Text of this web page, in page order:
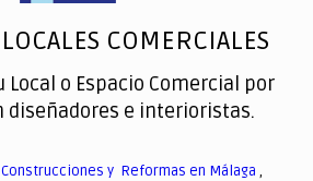
COMERCIALES
Local o Espacio Comercial por
diseñadores e interioristas.
Construcciones y Reformas en Málaga ,